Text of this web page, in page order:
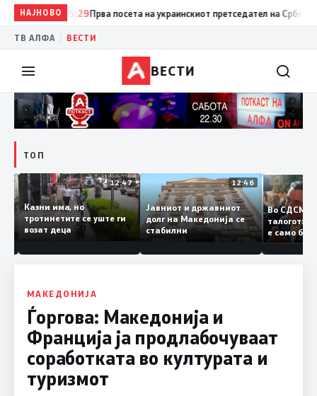
НАЈНОВО
15:29 Прва посета на украинскиот претседател на Србија:
ТВ АЛФА ВЕСТИ
ВЕСТИ
ТОП
12:50
и
12:47
Казни има, но
тротинетите се уште ги
возат деца
12:46
Јавниот и државниот
долг на Македонија се
стабилни
Во
е само
копија
Заев
МАКЕДОНИЈА
Ѓоргова: Македонија и
Франција ја продлабочуваат
соработката во културата и
туризмот